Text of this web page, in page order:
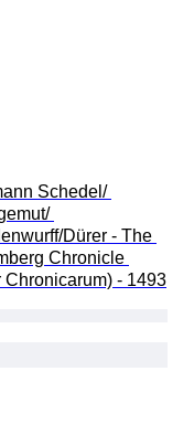
Schedel/
Dürer - The
Chronicle
Chronicarum) - 1493